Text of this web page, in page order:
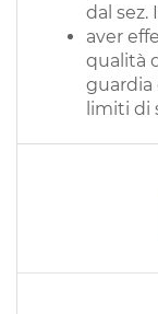
dal sez.
aver
qualità
guardia
limiti di